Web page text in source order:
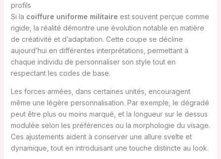
profils
Si la coiffure uniforme militaire est souvent perçue comme
rigide, la réalité démontre une évolution notable en matière
de créativité et d’adaptation. Cette coupe se décline
aujourd’hui en différentes interprétations, permettant à
chaque individu de personnaliser son style tout en
respectant les codes de base.
Les forces armées, dans certaines unités, encouragent
même une légère personnalisation. Par exemple, le dégradé
peut être plus ou moins marqué, et la longueur sur le dessus
modulée selon les préférences ou la morphologie du visage.
Ces ajustements aident à conserver une allure svelte et
dynamique, tout en introduisant une touche distincte au look.